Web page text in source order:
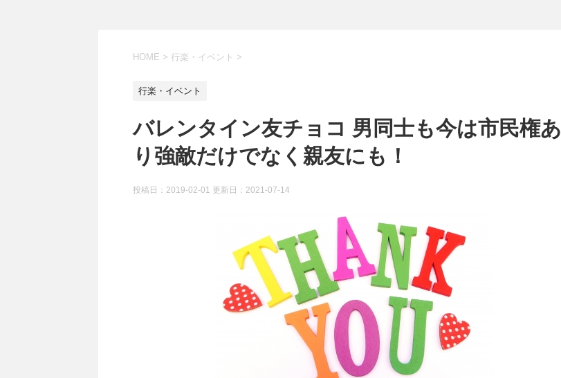
HOME > 行楽・イベント >
行楽・イベント
バレンタイン友チョコ 男同士も今は市民権あ
り強敵だけでなく親友にも！
投稿日：2019-02-01 更新日： 2021-07-14